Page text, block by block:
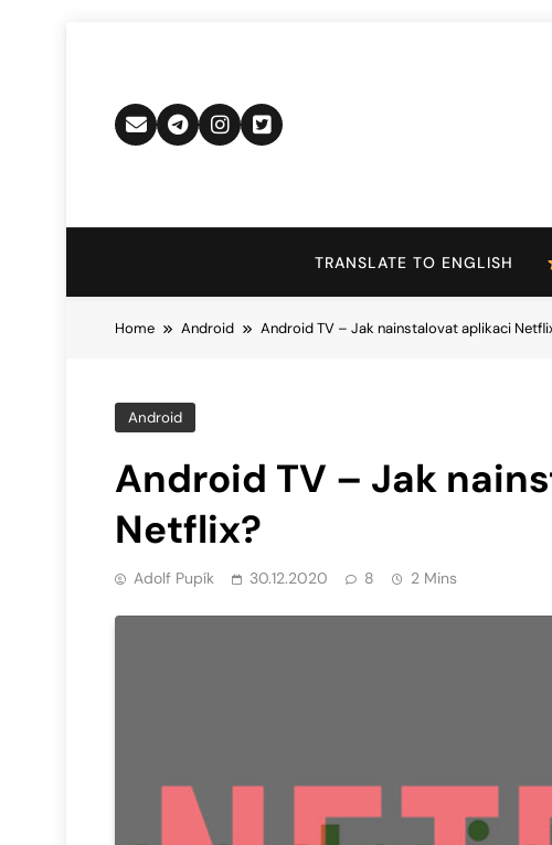
TRANSLATE TO ENGLISH
Home Android Android TV – Jak nainstalovat aplikaci
Android
Android TV – Jak
Netflix?
Adolf Pupík 30.12.2020 8 2 Mins